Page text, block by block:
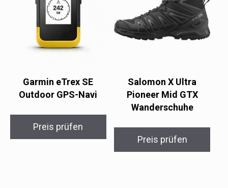
Garmin eTrex SE
Outdoor GPS-Navi
Preis prüfen
Salomon X Ultra
Pioneer Mid GTX
Wanderschuhe
Preis prüfen